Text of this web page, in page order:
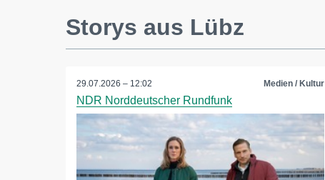
Storys aus Lübz
29.07.2026 – 12:02 Medien / Kultur
NDR Norddeutscher Rundfunk